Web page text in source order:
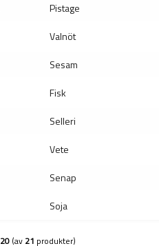
Pistage
Valnöt
Sesam
Fisk
Selleri
Vete
Senap
Soja
20 (av 21 produkter)